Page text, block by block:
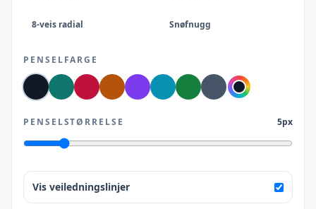
8-veis radial Snøfnugg
PENSELFARGE
PENSELSTØRRELSE 5px
Vis veiledningslinjer